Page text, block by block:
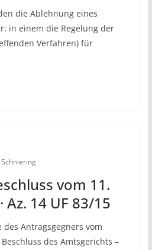
die Ablehnung eines
in einem die Regelung der
Verfahren) für
vom 11.
Az. 14 UF 83/15
des Antragsgegners vom
des Amtsgerichts –